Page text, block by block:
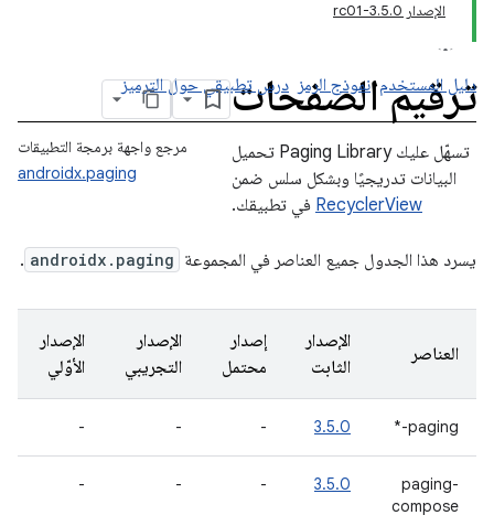
الإصدار 3.5.0-rc01
ترقيم الصفحات
دليل المستخدم نموذج الرمز درس تطبيقي حول الترميز
مرجع واجهة برمجة التطبيقات
androidx.paging
تسهّل عليك Paging Library تحميل
البيانات تدريجيًا وبشكل سلس ضمن
RecyclerView في تطبيقك.
يسرد هذا الجدول جميع العناصر في المجموعة androidx.paging
.
العناصر
الإصدار
الثابت
إصدار
محتمل
الإصدار
التجريبي
الإصدار
الأوّلي
paging-*
3.5.0
-
-
-
paging-
compose
3.5.0
-
-
-